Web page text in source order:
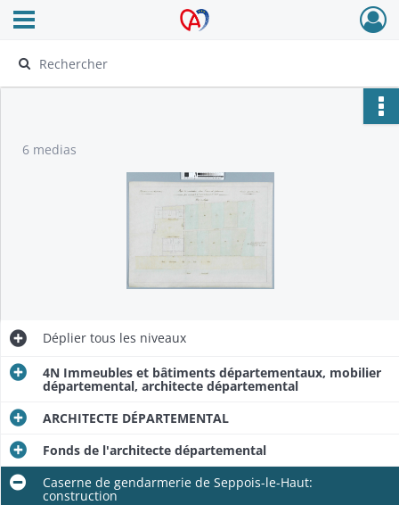
Archives Alsace - Colmar
Ouvrir le menu déroulant
6 medias
Déplier tous les niveaux
4N Immeubles et bâtiments départementaux, mobilier
départemental, architecte départemental
ARCHITECTE DÉPARTEMENTAL
Fonds de l'architecte départemental​
Caserne de gendarmerie de Seppois-le-Haut:
construction